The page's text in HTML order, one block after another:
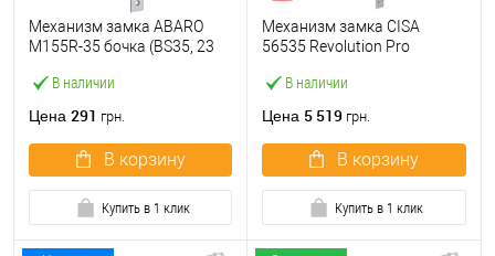
В наличии
Механизм замка ABARO
M155R-35 бочка (BS35, 23
Цена 291 грн.
В корзину
Купить в 1 клик
В наличии
Механизм замка CISA
56535 Revolution Pro
блокировкой (BS67,5*85мм)
Цена 5 519 грн.
В корзину
Купить в 1 клик